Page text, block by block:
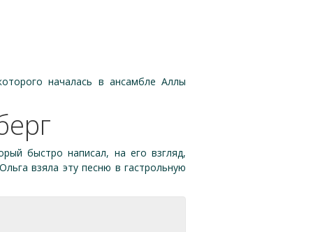
началась в ансамбле Аллы
быстро написал, на его взгляд,
взяла эту песню в гастрольную